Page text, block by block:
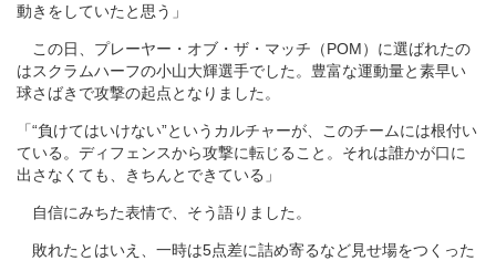
動きをしていたと思う」
この日、プレーヤー・オブ・ザ・マッチ（POM）に選ばれたの
はスクラムハーフの小山大輝選手でした。豊富な運動量と素早い
球さばきで攻撃の起点となりました。
「“負けてはいけない”というカルチャーが、このチームには根付い
ている。ディフェンスから攻撃に転じること。それは誰かが口に
出さなくても、きちんとできている」
自信にみちた表情で、そう語りました。
敗れたとはいえ、一時は5点差に詰め寄るなど見せ場をつくった